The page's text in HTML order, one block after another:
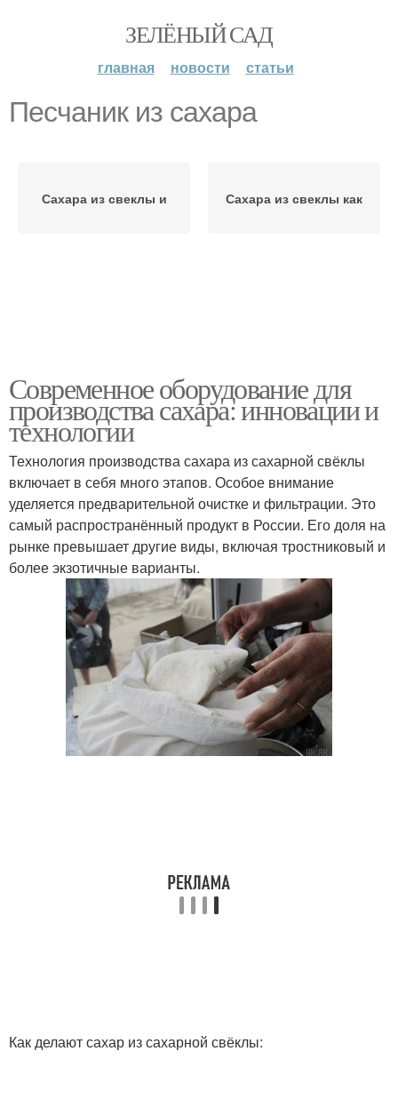
ЗЕЛЁНЫЙ САД
главная новости статьи
Песчаник из сахара
Сахара из свеклы и Сахара из свеклы как
Современное оборудование для
производства сахара: инновации и
технологии
Технология производства сахара из сахарной свёклы
включает в себя много этапов. Особое внимание
уделяется предварительной очистке и фильтрации. Это
самый распространённый продукт в России. Его доля на
рынке превышает другие виды, включая тростниковый и
более экзотичные варианты.
Как делают сахар из сахарной свёклы: